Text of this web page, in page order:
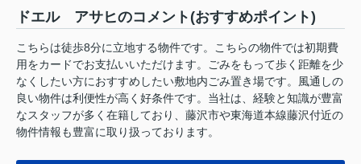
ドエル アサヒのコメント(おすすめポイント)
こちらは徒歩8分に立地する物件です。こちらの物件では初期費
用をカードでお支払いいただけます。ごみをもって歩く距離を少
なくしたい方におすすめしたい敷地内ごみ置き場です。風通しの
良い物件は利便性が高く好条件です。当社は、経験と知識が豊富
なスタッフが多く在籍しており、藤沢市や東海道本線藤沢付近の
物件情報も豊富に取り扱っております。